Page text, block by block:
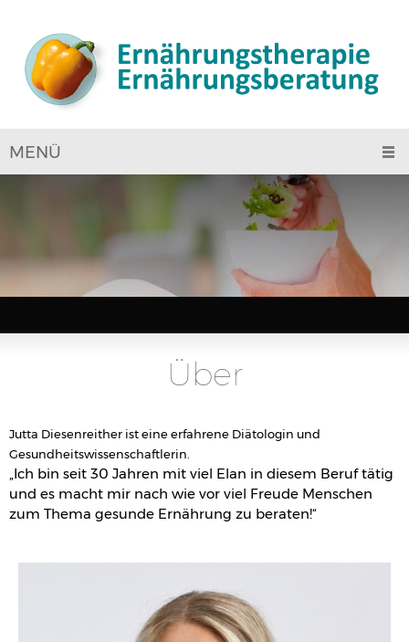
MENÜ
Über
Jutta Diesenreither ist eine erfahrene Diätologin und
Gesundheitswissenschaftlerin.
„Ich bin seit 30 Jahren mit viel Elan in diesem Beruf tätig
und es macht mir nach wie vor viel Freude Menschen
zum Thema gesunde Ernährung zu beraten!“